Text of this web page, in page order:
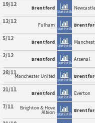
19/12 Brentford
Statistik
12/12 Fulham
Statistik
5/12 Brentford
Statistik
2/12 Brentford
Statistik
Arsenal
28/11Manchester United
Statistik
21/11 Brentford
Statistik
Everton
7/11 Brighton & Hove
Albion Statistik